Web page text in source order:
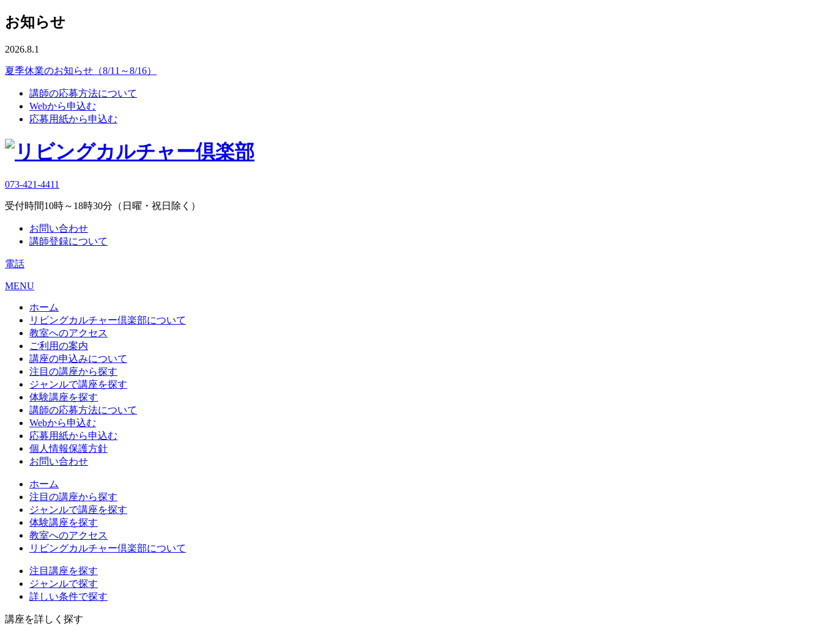
お知らせ
2026.8.1
夏季休業のお知らせ（8/11～8/16）
講師の応募方法について
Webから申込む
応募用紙から申込む
073-421-4411
受付時間10時～18時30分（日曜・祝日除く）
お問い合わせ
講師登録について
電話
MENU
ホーム
リビングカルチャー倶楽部について
教室へのアクセス
ご利用の案内
講座の申込みについて
注目の講座から探す
ジャンルで講座を探す
体験講座を探す
講師の応募方法について
Webから申込む
応募用紙から申込む
個人情報保護方針
お問い合わせ
ホーム
注目の講座から探す
ジャンルで講座を探す
体験講座を探す
教室へのアクセス
リビングカルチャー倶楽部について
注目講座を探す
ジャンルで探す
詳しい条件で探す
講座を詳しく探す